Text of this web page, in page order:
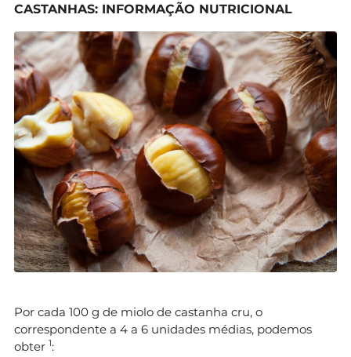
CASTANHAS: INFORMAÇÃO NUTRICIONAL
Por cada 100 g de miolo de castanha cru, o
correspondente a 4 a 6 unidades médias, podemos
obter 1: